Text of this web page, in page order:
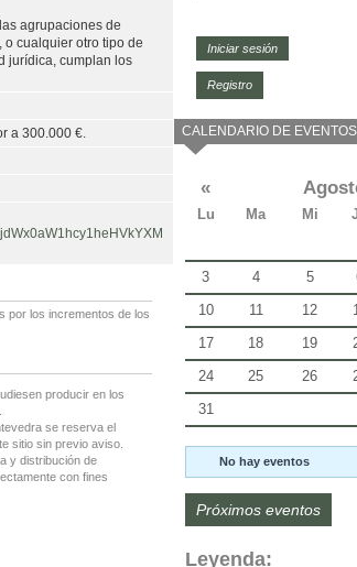
agrupaciones de
cualquier otro tipo de
jurídica, cumplan los
a 300.000 €.
por los incrementos de los
producir en los
se reserva el
sitio sin previo aviso.
y distribución de
con fines
Registro
CALENDARIO DE EVENTOS
«
Lu Ma Mi
3
4 5
10
11 12
17
18 19
24
25 26
31
No hay eventos
Próximos eventos
Leyenda: